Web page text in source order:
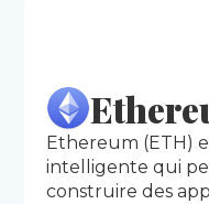
Ethereum (ETH)
intelligente qui
construire des